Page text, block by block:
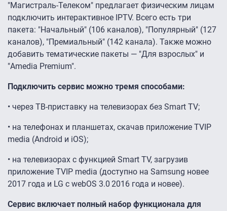
"Магистраль-Телеком" предлагает физическим лицам
подключить интерактивное IPTV. Всего есть три
пакета: "Начальный" (106 каналов), "Популярный" (127
каналов), "Премиальный" (142 канала). Также можно
добавить тематические пакеты — "Для взрослых" и
"Amedia Premium".
Подключить сервис можно тремя способами:
• через ТВ-приставку на телевизорах без Smart TV;
• на телефонах и планшетах, скачав приложение TVIP
media (Android и iOS);
• на телевизорах с функцией Smart TV, загрузив
приложение TVIP media (доступно на Samsung новее
2017 года и LG с webOS 3.0 2016 года и новее).
Сервис включает полный набор функционала для